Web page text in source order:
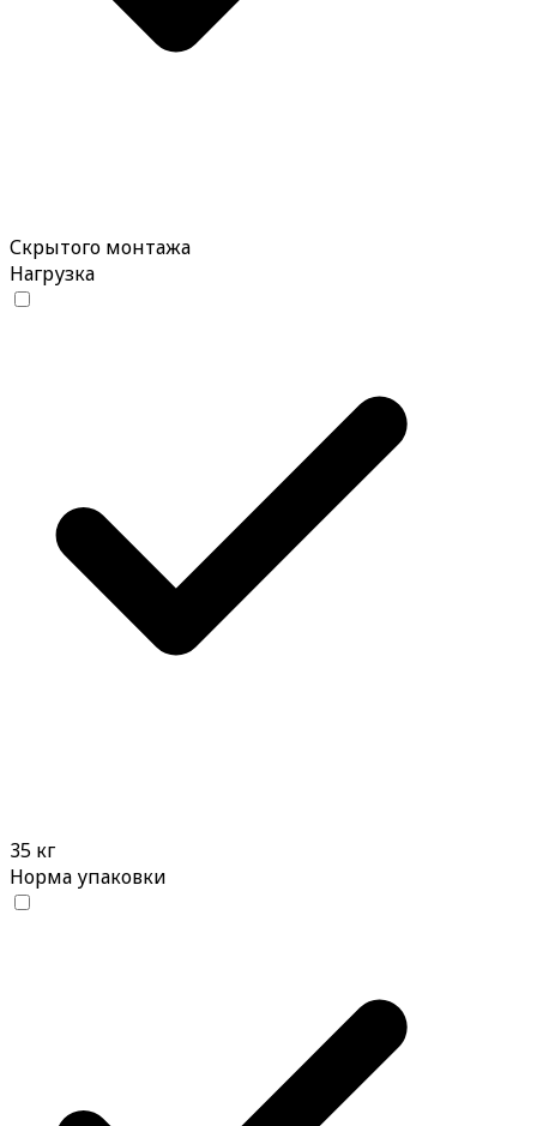
Скрытого монтажа
Нагрузка
35 кг
Норма упаковки